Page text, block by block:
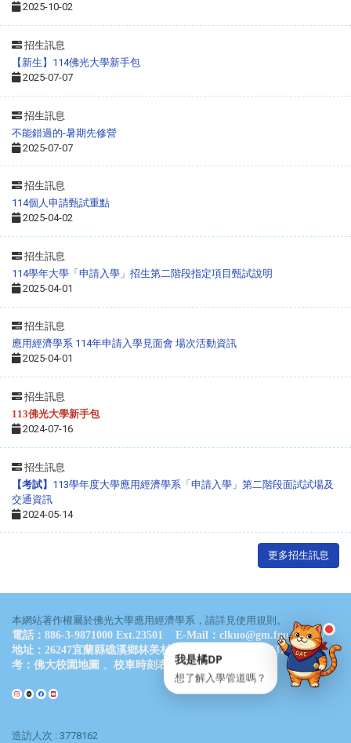
2025-10-02
招生訊息
【新生】114佛光大學新手包
2025-07-07
招生訊息
不能錯過的-暑期先修營
2025-07-07
招生訊息
114個人申請甄試重點
2025-04-02
招生訊息
114學年大學「申請入學」招生第二階段指定項目甄試說明
2025-04-01
招生訊息
應用經濟學系 114年申請入學見面會 場次活動資訊
2025-04-01
招生訊息
113佛光大學新手包
2024-07-16
招生訊息
【考試】 113學年度大學應用經濟學系「申請入學」第二階段面試試場及
交通資訊
2024-05-14
更多招生訊息
本網站著作權屬於佛光大學應用經濟學系，請詳見使用規則。
電話：886-3-9871000 Ext.23501 E-Mail：clkuo@gm.fgu.edu.tw
地址：26247宜蘭縣礁溪鄉林美村林尾路160號 德香樓B311室 參
考： 佛大校園地圖 、 校車時刻表 我是橘DP
想了解入學管道嗎？
💬 立即開 LINE 📋 複製 ID
造訪人次 : 3778162